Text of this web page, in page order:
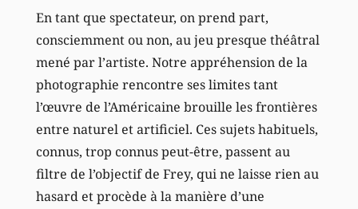
En tant que spectateur, on prend part,
consciemment ou non, au jeu presque théâtral
mené par l’artiste. Notre appréhension de la
photographie rencontre ses limites tant
l’œuvre de l’Américaine brouille les frontières
entre naturel et artificiel. Ces sujets habituels,
connus, trop connus peut-être, passent au
filtre de l’objectif de Frey, qui ne laisse rien au
hasard et procède à la manière d’une